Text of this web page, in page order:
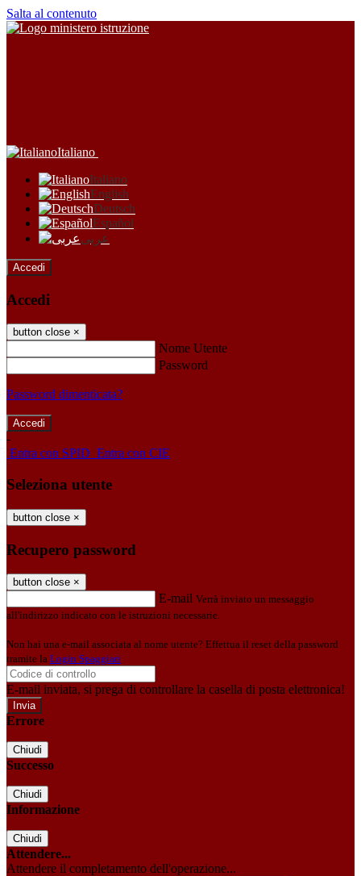
Salta al contenuto
Italiano
Italiano
English
Deutsch
Español
عربى
Accedi
Accedi
button close ×
Nome Utente
Password
Password dimenticata?
-
Entra con SPID Entra con CIE
Seleziona utente
button close ×
Recupero password
button close ×
E-mail Verrà inviato un messaggio
all'indirizzo indicato con le istruzioni necessarie.
Non hai una e-mail associata al nome utente? Effettua il reset della password
tramite la Login Spaggiari
E-mail inviata, si prega di controllare la casella di posta elettronica!
Errore
Chiudi
Successo
Chiudi
Informazione
Chiudi
Attendere...
Attendere il completamento dell'operazione...